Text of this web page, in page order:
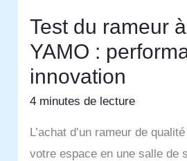
Test du rameur
YAMO :
innovation
4 minutes de lecture
L’achat d’un rameur de
votre espace en une salle de